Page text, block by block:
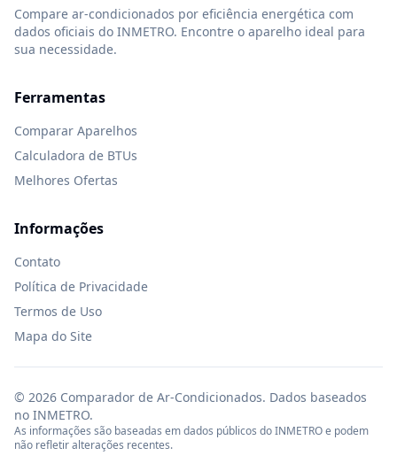
Compare ar-condicionados por eficiência energética com
dados oficiais do INMETRO. Encontre o aparelho ideal para
sua necessidade.
Ferramentas
Comparar Aparelhos
Calculadora de BTUs
Melhores Ofertas
Informações
Contato
Política de Privacidade
Termos de Uso
Mapa do Site
© 2026 Comparador de Ar-Condicionados. Dados baseados
no INMETRO.
As informações são baseadas em dados públicos do INMETRO e podem
não refletir alterações recentes.